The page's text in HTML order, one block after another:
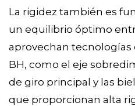
La rigidez también es
un equilibrio óptimo
aprovechan
BH, como el eje
de giro principal y las
que proporcionan alta